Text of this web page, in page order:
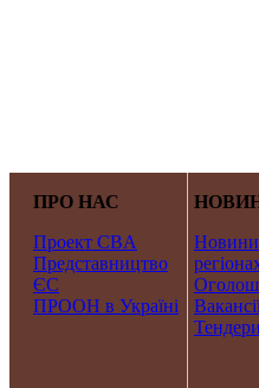
ПРО НАС
Проект CBA
Представництво
ЄС
ПРООН в Україні
Тендери